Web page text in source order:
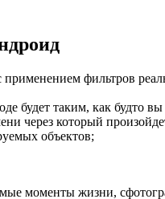
фильтров
будет таким, как будто вы
через который
объектов;
моменты жизни,